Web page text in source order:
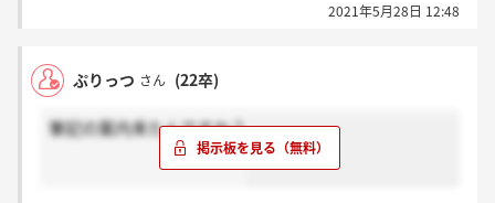
2021年5月28日 12:48
ぷりっつ さん (22卒)
筆記の案内来たんですか？